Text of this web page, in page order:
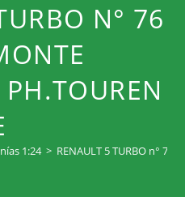
N° 76
1:24 > RENAULT 5 TURBO n° 76